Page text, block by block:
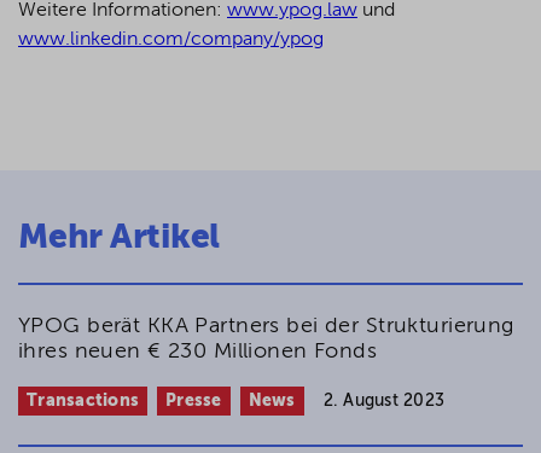
Weitere Informationen: www.ypog.law und
www.linkedin.com/company/ypog
Mehr Artikel
YPOG berät KKA Partners bei der Strukturierung
ihres neuen € 230 Millionen Fonds
Transactions Presse News 2. August 2023